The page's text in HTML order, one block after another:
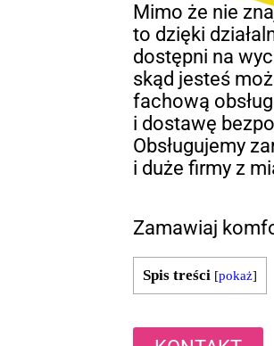
Mimo że nie
to dzięki
dostępni na
skąd jesteś
fachową
i dostawę
Obsługujemy
i duże firmy z
Zamawiaj
Spis treści [pokaż]